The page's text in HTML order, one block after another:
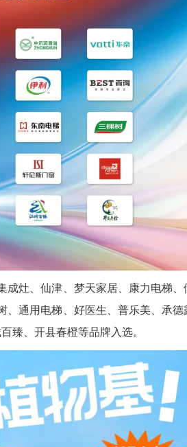
成灶、仙津、梦天家居、康力电梯、
、通用电梯、好医生、普乐美、承德
臻、开县春橙等品牌入选。